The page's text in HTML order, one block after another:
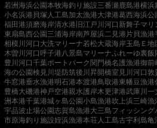
若洲海浜公園本牧海釣り施設三番瀬 鹿島港横浜
小名浜港 貝塚人工島加太漁港大津港葛西海浜公
福田港須磨海岸清水港 旧江戸川河口 新舞子マリ
東扇島西公園三浦海岸南芦屋浜二見港 片貝漁港
相模川河口 大洗マリーナ若松大蔵海岸玉島Ｅ地
木曽川河口呼子港 八景島マリーナふれーゆ裏飯
豊川河口千葉ポートパーク関門橋名護漁港御前
海の公園検見川堤防筑後川昇開橋室見川河口敦
牛窓港垂水漁港明石港本渡港鳥取港東幡豆漁港
豊橋大磯港神戸空港親水護岸木更津港武庫川一
洲本港千葉港城ヶ島公園小島漁港吹上浜三崎漁
宇品波止場公園志賀島漁港大三島フィッシング
市原海釣り施設姪浜漁港本荘人工島古宇利島亀